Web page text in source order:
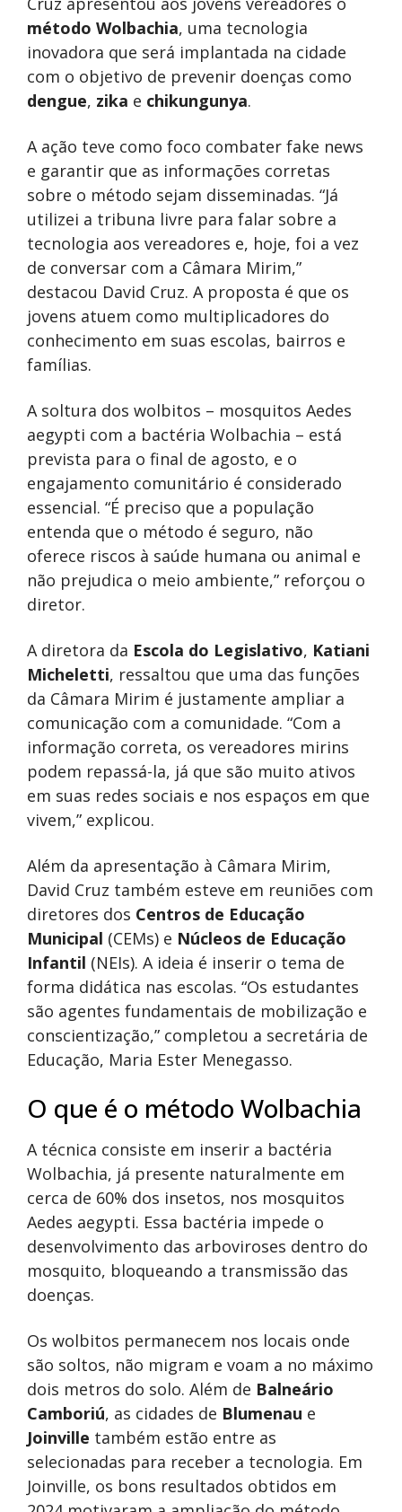
método Wolbachia, uma tecnologia
inovadora que será implantada na cidade
com o objetivo de prevenir doenças como
dengue, zika e chikungunya.
A ação teve como foco combater fake news
e garantir que as informações corretas
sobre o método sejam disseminadas. “Já
utilizei a tribuna livre para falar sobre a
tecnologia aos vereadores e, hoje, foi a vez
de conversar com a Câmara Mirim,”
destacou David Cruz. A proposta é que os
jovens atuem como multiplicadores do
conhecimento em suas escolas, bairros e
famílias.
A soltura dos wolbitos – mosquitos Aedes
aegypti com a bactéria Wolbachia – está
prevista para o final de agosto, e o
engajamento comunitário é considerado
essencial. “É preciso que a população
entenda que o método é seguro, não
oferece riscos à saúde humana ou animal e
não prejudica o meio ambiente,” reforçou o
diretor.
A diretora da Escola do Legislativo, Katiani
Micheletti, ressaltou que uma das funções
da Câmara Mirim é justamente ampliar a
comunicação com a comunidade. “Com a
informação correta, os vereadores mirins
podem repassá-la, já que são muito ativos
em suas redes sociais e nos espaços em que
vivem,” explicou.
Além da apresentação à Câmara Mirim,
David Cruz também esteve em reuniões com
diretores dos Centros de Educação
Municipal (CEMs) e Núcleos de Educação
Infantil (NEIs). A ideia é inserir o tema de
forma didática nas escolas. “Os estudantes
são agentes fundamentais de mobilização e
conscientização,” completou a secretária de
Educação, Maria Ester Menegasso.
O que é o método Wolbachia
A técnica consiste em inserir a bactéria
Wolbachia, já presente naturalmente em
cerca de 60% dos insetos, nos mosquitos
Aedes aegypti. Essa bactéria impede o
desenvolvimento das arboviroses dentro do
mosquito, bloqueando a transmissão das
doenças.
Os wolbitos permanecem nos locais onde
são soltos, não migram e voam a no máximo
dois metros do solo. Além de Balneário
Camboriú, as cidades de Blumenau e
Joinville também estão entre as
selecionadas para receber a tecnologia. Em
Joinville, os bons resultados obtidos em